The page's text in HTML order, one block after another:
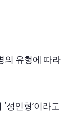
의 유형에 따라
성인형’이라고